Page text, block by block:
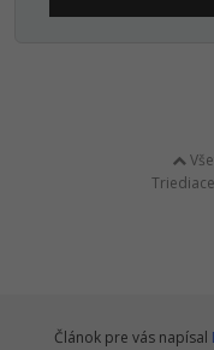
Článok pre vás napísal